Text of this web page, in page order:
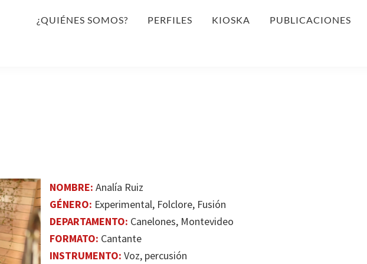
¿QUIÉNES SOMOS? PERFILES KIOSKA PUBLICACIONES
NOMBRE: Analía Ruiz
GÉNERO: Experimental, Folclore, Fusión
DEPARTAMENTO: Canelones, Montevideo
FORMATO: Cantante
INSTRUMENTO: Voz, percusión